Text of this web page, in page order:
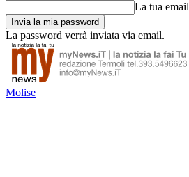
La tua email
La password verrà inviata via email.
Molise